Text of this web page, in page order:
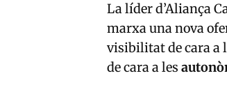
La líder d’Aliança
marxa una nova
visibilitat de cara a
de cara a les